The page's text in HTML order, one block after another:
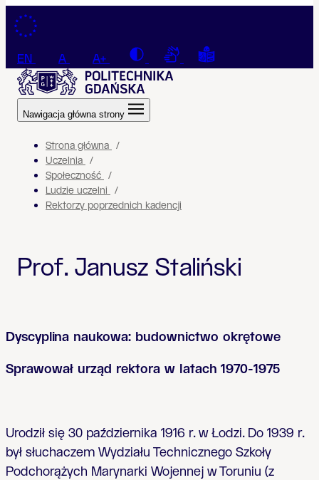
Przejdź do treści
EN A A+ Contrast Connection with a sign
Tekst łatwy do
Nawigacja główna strony
Strona główna
Uczelnia
Społeczność
Ludzie uczelni
Rektorzy poprzednich kadencji
Prof. Janusz Staliński
Dyscyplina naukowa: budownictwo okrętowe
Sprawował urząd rektora w latach 1970-1975
Urodził się 30 października 1916 r. w Łodzi. Do 1939 r.
był słuchaczem Wydziału Technicznego Szkoły
Podchorążych Marynarki Wojennej w Toruniu (z